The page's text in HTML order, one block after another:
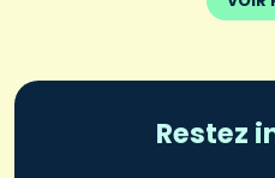
Restez